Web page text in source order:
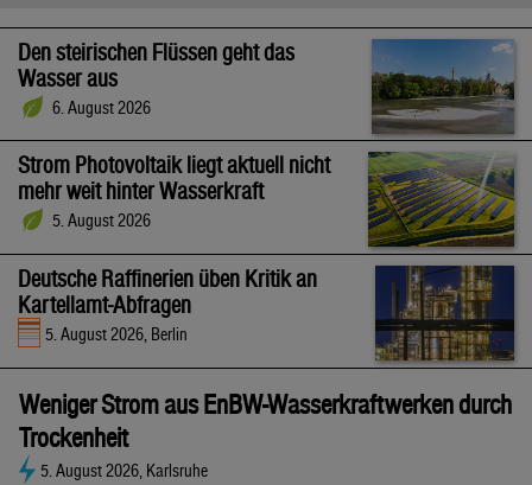
Den steirischen Flüssen geht das
Wasser aus
6. August 2026
Strom Photovoltaik liegt aktuell nicht
mehr weit hinter Wasserkraft
5. August 2026
Deutsche Raffinerien üben Kritik an
Kartellamt-Abfragen
5. August 2026, Berlin
Weniger Strom aus EnBW-Wasserkraftwerken durch
Trockenheit
5. August 2026, Karlsruhe